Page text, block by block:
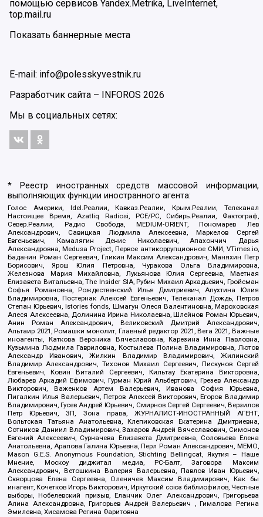
помощью сервисов Yandex.Metrika, LiveInternet,
top.mail.ru
Показать баннерные места
E-mail: info@polesskyvestnik.ru
Разработчик сайта – INFOROS 2026
Мы в социальных сетях:
* Реестр иностранных средств массовой информации,
выполняющих функции иностранного агента:
Голос Америки, Idel.Реалии, Кавказ.Реалии, Крым.Реалии, Телеканал
Настоящее Время, Azatliq Radiosi, PCE/PC, Сибирь.Реалии, Фактограф,
Север.Реалии, Радио Свобода, MEDIUM-ORIENT, Пономарев Лев
Александрович, Савицкая Людмила Алексеевна, Маркелов Сергей
Евгеньевич, Камалягин Денис Николаевич, Апахончич Дарья
Александровна, Medusa Project, Первое антикоррупционное СМИ, VTimes.io,
Баданин Роман Сергеевич, Гликин Максим Александрович, Маняхин Петр
Борисович, Ярош Юлия Петровна, Чуракова Ольга Владимировна,
Железнова Мария Михайловна, Лукьянова Юлия Сергеевна, Маетная
Елизавета Витальевна, The Insider SIA, Рубин Михаил Аркадьевич, Гройсман
Софья Романовна, Рождественский Илья Дмитриевич, Апухтина Юлия
Владимировна, Постернак Алексей Евгеньевич, Телеканал Дождь, Петров
Степан Юрьевич, Istories fonds, Шмагун Олеся Валентиновна, Мароховская
Алеся Алексеевна, Долинина Ирина Николаевна, Шлейнов Роман Юрьевич,
Анин Роман Александрович, Великовский Дмитрий Александрович,
Альтаир 2021, Ромашки монолит, Главный редактор 2021, Вега 2021, Важные
иноагенты, Каткова Вероника Вячеславовна, Карезина Инна Павловна,
Кузьмина Людмила Гавриловна, Костылева Полина Владимировна, Лютов
Александр Иванович, Жилкин Владимир Владимирович, Жилинский
Владимир Александрович, Тихонов Михаил Сергеевич, Пискунов Сергей
Евгеньевич, Ковин Виталий Сергеевич, Кильтау Екатерина Викторовна,
Любарев Аркадий Ефимович, Гурман Юрий Альбертович, Грезев Александр
Викторович, Важенков Артем Валерьевич, Иванова София Юрьевна,
Пигалкин Илья Валерьевич, Петров Алексей Викторович, Егоров Владимир
Владимирович, Гусев Андрей Юрьевич, Смирнов Сергей Сергеевич, Верзилов
Петр Юрьевич, ЗП, Зона права, ЖУРНАЛИСТ-ИНОСТРАННЫЙ АГЕНТ,
Вольтская Татьяна Анатольевна, Клепиковская Екатерина Дмитриевна,
Сотников Даниил Владимирович, Захаров Андрей Вячеславович, Симонов
Евгений Алексеевич, Сурначева Елизавета Дмитриевна, Соловьева Елена
Анатольевна, Арапова Галина Юрьевна, Перл Роман Александрович, МЕМО,
Mason G.E.S. Anonymous Foundation, Stichting Bellingcat, Якутия – Наше
Мнение, Москоу диджитал медиа, РС-Балт, Заговора Максим
Александрович, Ветошкина Валерия Валерьевна, Павлов Иван Юрьевич,
Скворцова Елена Сергеевна, Оленичев Максим Владимирович, Как бы
инагент, Кочетков Игорь Викторович, Иркутский союз библиофилов, Честные
выборы, Нобелевский призыв, Еланчик Олег Александрович, Григорьева
Алина Александровна, Григорьев Андрей Валерьевич , Гималова Регина
Эмилевна, Хисамова Регина Фаритовна